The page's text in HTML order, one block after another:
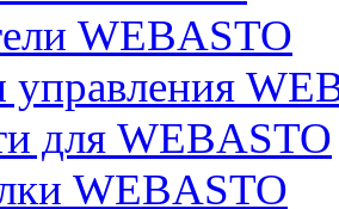
WEBASTO
для WEBASTO
WEBASTO